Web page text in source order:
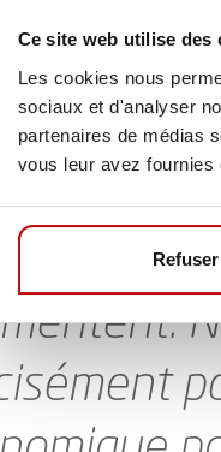
Ce site web utilise des
Les cookies nous
sociaux et d'analyser
partenaires de médias
vous leur avez
Refuser
avons